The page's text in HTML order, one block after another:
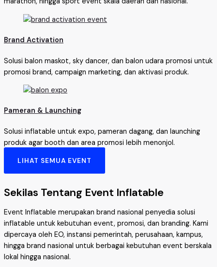
Brand Activation
Solusi balon maskot, sky dancer, dan balon udara promosi untuk
promosi brand, campaign marketing, dan aktivasi produk.
Pameran & Launching
Solusi inflatable untuk expo, pameran dagang, dan launching
produk agar booth dan area promosi lebih menonjol.
LIHAT SEMUA EVENT
Sekilas Tentang Event Inflatable
Event Inflatable merupakan brand nasional penyedia solusi
inflatable untuk kebutuhan event, promosi, dan branding. Kami
dipercaya oleh EO, instansi pemerintah, perusahaan, kampus,
hingga brand nasional untuk berbagai kebutuhan event berskala
lokal hingga nasional.